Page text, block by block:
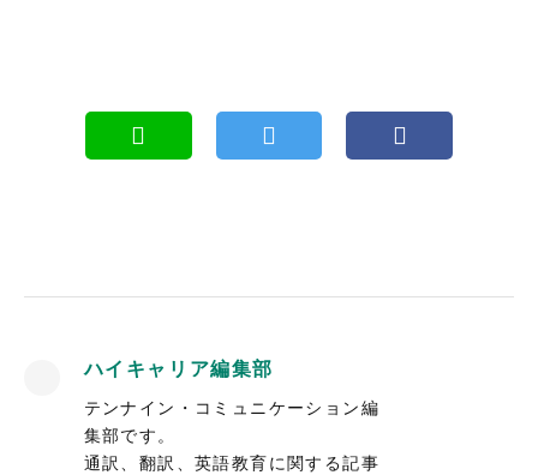
ハイキャリア編集部
テンナイン・コミュニケーション編
集部です。
通訳、翻訳、英語教育に関する記事